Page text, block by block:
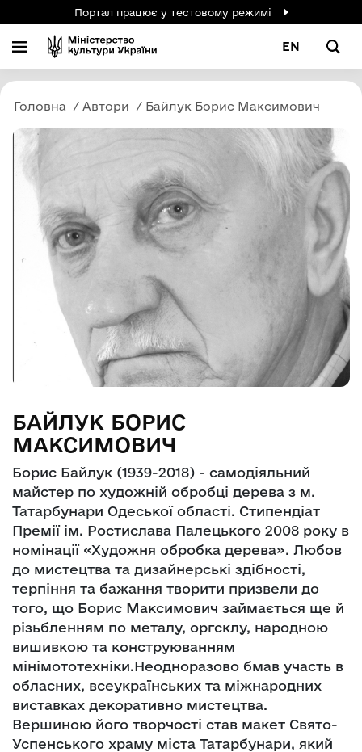
Портал працює у тестовому режимі
EN
Головна Автори Байлук Борис Максимович
БАЙЛУК БОРИС
МАКСИМОВИЧ
Борис Байлук (1939-2018) - самодіяльний
майстер по художній обробці дерева з м.
Татарбунари Одеської області. Стипендіат
Премії ім. Ростислава Палецького 2008 року в
номінації «Художня обробка дерева». Любов
до мистецтва та дизайнерські здібності,
терпіння та бажання творити призвели до
того, що Борис Максимович займається ще й
різьбленням по металу, оргсклу, народною
вишивкою та конструюванням
мінімототехніки.Неодноразово бмав участь в
обласних, всеукраїнських та міжнародних
виставках декоративно мистецтва.
Вершиною його творчості став макет Свято-
Успенського храму міста Татарбунари, який